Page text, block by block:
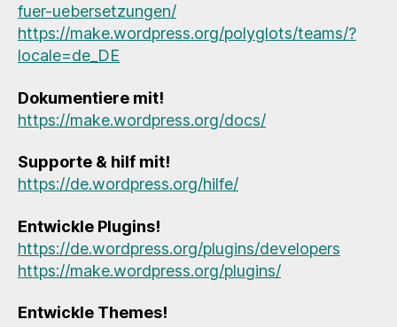
fuer-uebersetzungen/
https://make.wordpress.org/polyglots/teams/?
locale=de_DE
Dokumentiere mit!
https://make.wordpress.org/docs/
Supporte & hilf mit!
https://de.wordpress.org/hilfe/
Entwickle Plugins!
https://de.wordpress.org/plugins/developers
https://make.wordpress.org/plugins/
Entwickle Themes!